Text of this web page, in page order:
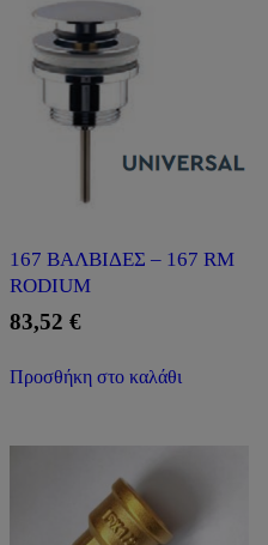
HAND
SHOWER
HOLDER
ποσότητα
167 ΒΑΛΒΙΔΕΣ – 167 RM
RODIUM
83,52 €
Προσθήκη στο καλάθι